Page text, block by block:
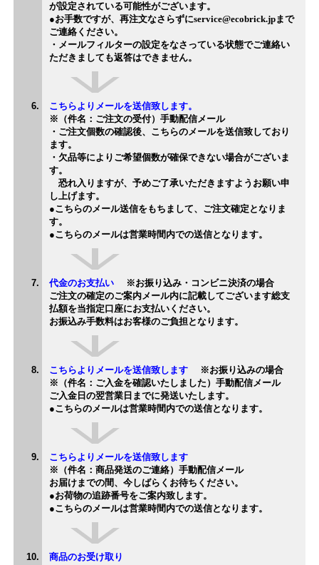
が設定されている可能性がございます。
●お手数ですが、再注文なさらずにservice@ecobrick.jpまで
ご連絡ください。
・メールフィルターの設定をなさっている状態でご連絡い
ただきましても返答はできません。
こちらよりメールを送信致します。
※（件名：ご注文の受付）手動配信メール
・ご注文個数の確認後、こちらのメールを送信致しており
ます。
・欠品等によりご希望個数が確保できない場合がございま
す。
恐れ入りますが、予めご了承いただきますようお願い申
し上げます。
●こちらのメール送信をもちまして、ご注文確定となりま
す。
●こちらのメールは営業時間内での送信となります。
代金のお支払い
※お振り込み・コンビニ決済の場合
ご注文の確定のご案内メール内に記載してございます総支
払額を当指定口座にお支払いください。
お振込み手数料はお客様のご負担となります。
こちらよりメールを送信致します
※お振り込みの場合
※（件名：ご入金を確認いたしました）手動配信メール
ご入金日の翌営業日までに発送いたします。
●こちらのメールは営業時間内での送信となります。
こちらよりメールを送信致します
※（件名：商品発送のご連絡）手動配信メール
お届けまでの間、今しばらくお待ちください。
●お荷物の追跡番号をご案内致します。
●こちらのメールは営業時間内での送信となります。
商品のお受け取り